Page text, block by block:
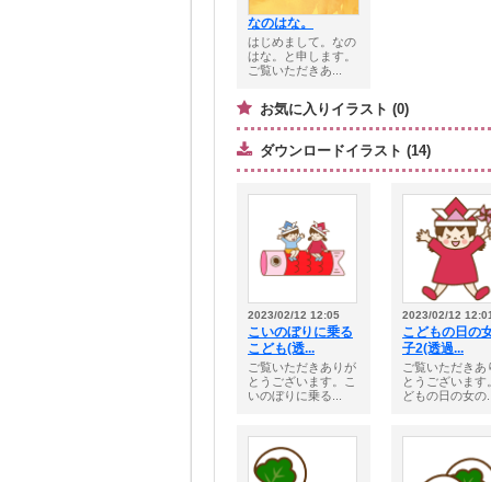
なのはな。
はじめまして。なの
はな。と申します。
ご覧いただきあ...
お気に入りイラスト (0)
ダウンロードイラスト (14)
2023/02/12 12:05
こいのぼりに乗る
こども(透...
ご覧いただきありが
とうございます。こ
いのぼりに乗る...
2023/02/12
こどもの日の
子2(透過...
ご覧いただきあ
とうございます
どもの日の女の